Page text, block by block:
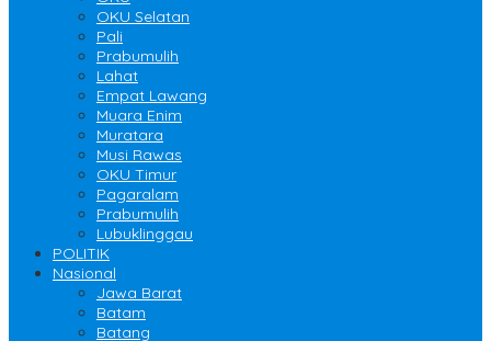
OKU Selatan
Pali
Prabumulih
Lahat
Empat Lawang
Muara Enim
Muratara
Musi Rawas
OKU Timur
Pagaralam
Prabumulih
Lubuklinggau
POLITIK
Nasional
Jawa Barat
Batam
Batang